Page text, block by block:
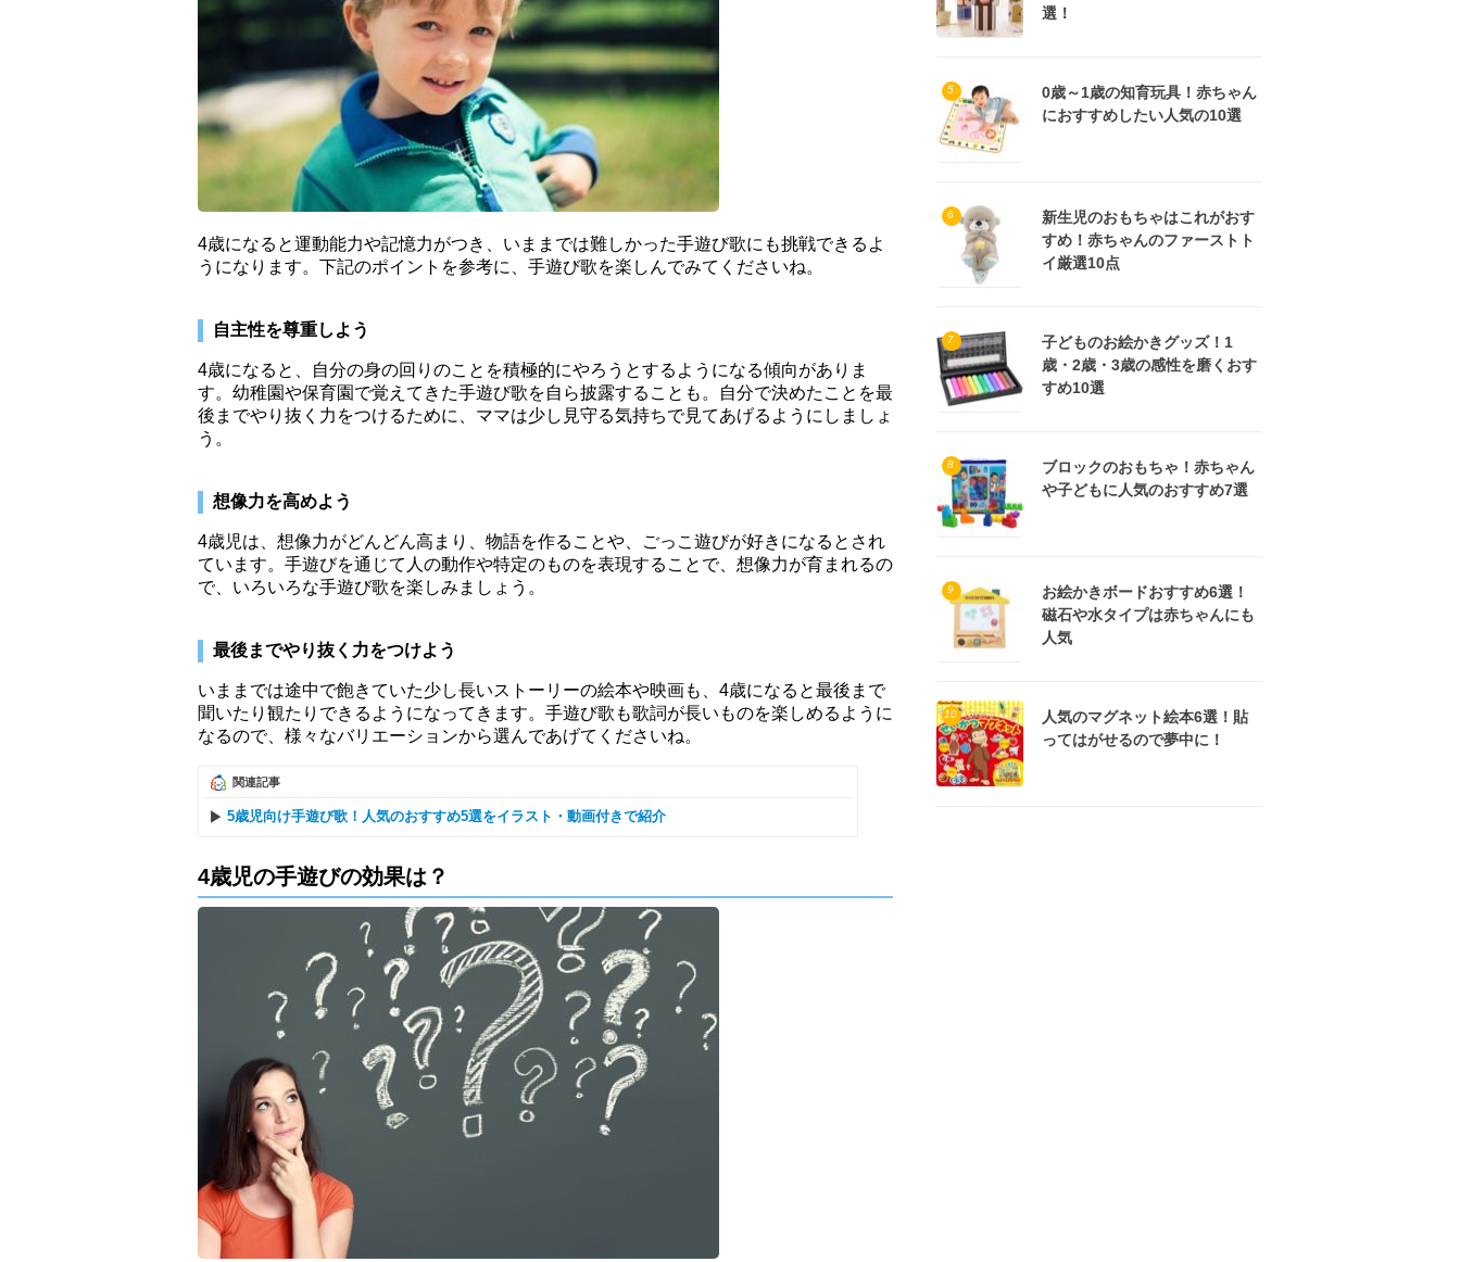
4歳になると運動能力や記憶力がつき、いままでは難しかった手遊び歌にも挑戦できるよ
うになります。下記のポイントを参考に、手遊び歌を楽しんでみてくださいね。
自主性を尊重しよう
4歳になると、自分の身の回りのことを積極的にやろうとするようになる傾向がありま
す。幼稚園や保育園で覚えてきた手遊び歌を自ら披露することも。自分で決めたことを最
後までやり抜く力をつけるために、ママは少し見守る気持ちで見てあげるようにしましょ
う。
想像力を高めよう
4歳児は、想像力がどんどん高まり、物語を作ることや、ごっこ遊びが好きになるとされ
ています。手遊びを通じて人の動作や特定のものを表現することで、想像力が育まれるの
で、いろいろな手遊び歌を楽しみましょう。
最後までやり抜く力をつけよう
いままでは途中で飽きていた少し長いストーリーの絵本や映画も、4歳になると最後まで
聞いたり観たりできるようになってきます。手遊び歌も歌詞が長いものを楽しめるように
なるので、様々なバリエーションから選んであげてくださいね。
関連記事
5歳児向け手遊び歌！人気のおすすめ5選をイラスト・動画付きで紹介
4歳児の手遊びの効果は？
選！
5
0歳～1歳の知育玩具！赤ちゃん
におすすめしたい人気の10選
6
新生児のおもちゃはこれがおす
すめ！赤ちゃんのファーストト
イ厳選10点
7
子どものお絵かきグッズ！1
歳・2歳・3歳の感性を磨くおす
すめ10選
8
ブロックのおもちゃ！赤ちゃん
や子どもに人気のおすすめ7選
9
お絵かきボードおすすめ6選！
磁石や水タイプは赤ちゃんにも
人気
10
人気のマグネット絵本6選！貼
ってはがせるので夢中に！